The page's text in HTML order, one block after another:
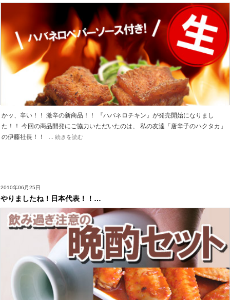
かッ、辛い！！ 激辛の新商品！！ 『ハバネロチキン』が発売開始になりまし
た！！ 今回の商品開発にご協力いただいたのは、 私の友達「唐辛子のハクタカ」
の伊藤社長！！
... 続きを読む
2010年06月25日
やりましたね！日本代表！！…